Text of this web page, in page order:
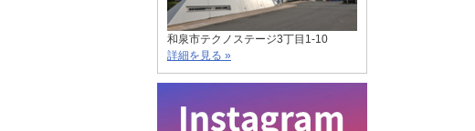
和泉市テクノステージ3丁目1-10
詳細を見る »